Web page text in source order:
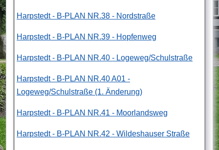
Harpstedt - B-PLAN NR.38 - Nordstraße
Harpstedt - B-PLAN NR.39 - Hopfenweg
Harpstedt - B-PLAN NR.40 - Logeweg/Schulstraße
Harpstedt - B-PLAN NR.40 A01 -
Logeweg/Schulstraße (1. Änderung)
Harpstedt - B-PLAN NR.41 - Moorlandsweg
Harpstedt - B-PLAN NR.42 - Wildeshauser Straße